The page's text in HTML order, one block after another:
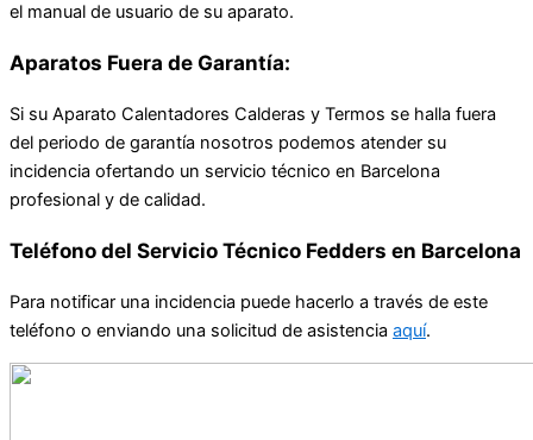
el manual de usuario de su aparato.
Aparatos Fuera de Garantía:
Si su Aparato Calentadores Calderas y Termos se halla fuera
del periodo de garantía nosotros podemos atender su
incidencia ofertando un servicio técnico en Barcelona
profesional y de calidad.
Teléfono del Servicio Técnico Fedders en Barcelona
Para notificar una incidencia puede hacerlo a través de este
teléfono o enviando una solicitud de asistencia aquí.